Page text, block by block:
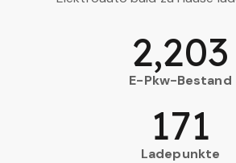
E-Pkw-Bestand
2,203
Ladepunkte
171